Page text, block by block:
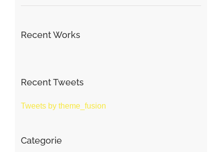
Recent Works
Recent Tweets
Tweets by theme_fusion
Categorie